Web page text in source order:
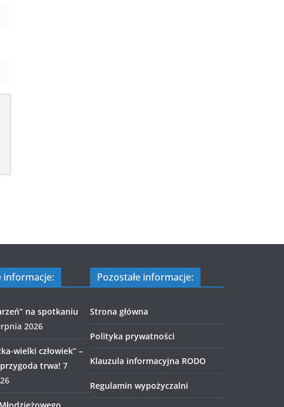
informacje:
na spotkaniu
2026
wielki człowiek” –
trwa! 7
Pozostałe informacje:
Strona główna
Polityka prywatności
Klauzula informacyjna RODO
Regulamin wypożyczalni